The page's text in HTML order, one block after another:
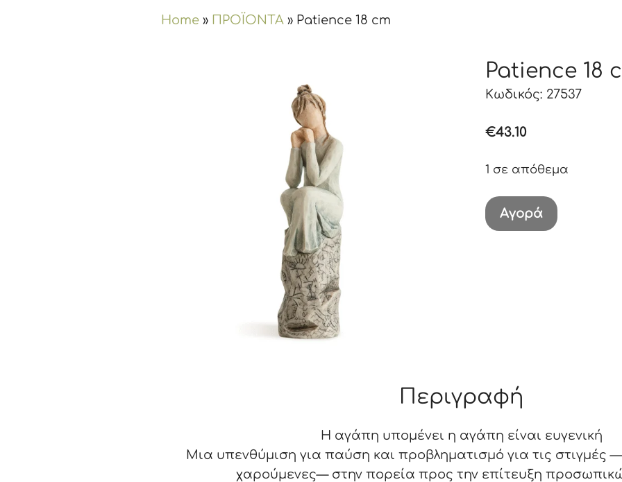
Home » ΠΡΟΪΟΝΤΑ » Patience 18 cm
Patience 18
Κωδικός: 27537
€43.10
1 σε απόθεμα
Patience
18
Αγορά
Περιγραφή
Η αγάπη υπομένει η αγάπη είναι ευγενική
Μια υπενθύμιση για παύση και προβληματισμό για τις στιγμές
χαρούμενες— στην πορεία προς την επίτευξη